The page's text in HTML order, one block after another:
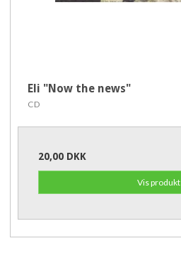
Eli "Now the news"
CD
20,00 DKK
Vis produkt